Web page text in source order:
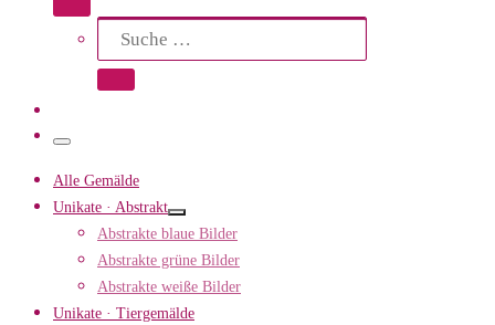
Suche …
Suche
Suche …
Menü
Alle Gemälde
Unikate · Abstrakt
Abstrakte blaue Bilder
Abstrakte grüne Bilder
Abstrakte weiße Bilder
Unikate · Tiergemälde